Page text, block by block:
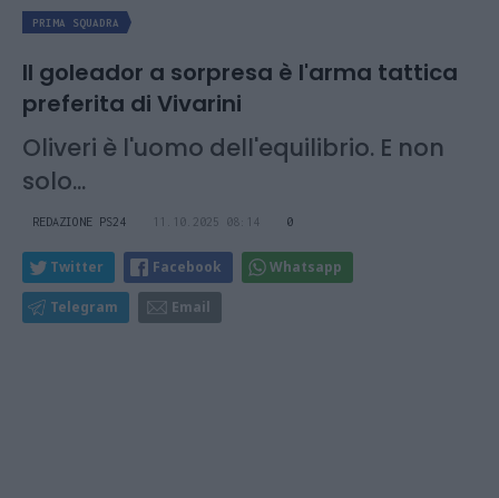
PRIMA SQUADRA
Il goleador a sorpresa è l'arma tattica
preferita di Vivarini
Oliveri è l'uomo dell'equilibrio. E non
solo...
REDAZIONE PS24 11.10.2025 08:14 0
Twitter Facebook Whatsapp
Telegram Email